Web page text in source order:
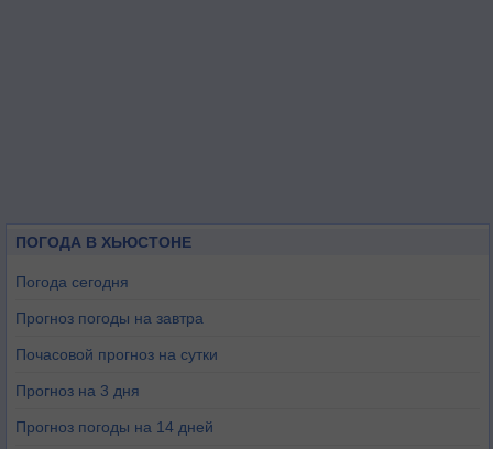
ПОГОДА В ХЬЮСТОНЕ
Погода сегодня
Прогноз погоды на завтра
Почасовой прогноз на сутки
Прогноз на 3 дня
Прогноз погоды на 14 дней